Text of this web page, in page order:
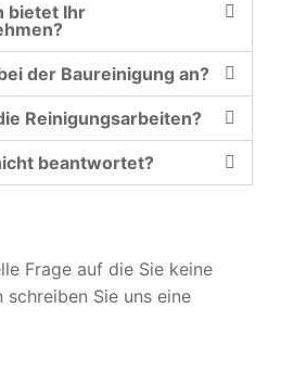
bietet Ihr
der Baureinigung an?
Reinigungsarbeiten?
beantwortet?
Frage auf die Sie keine
Sie uns eine